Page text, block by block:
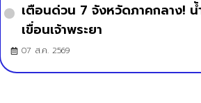
เตือนด่วน 7 จังหวัดภาคกลาง! น้
เขื่อนเจ้าพระยา
07 ส.ค. 2569